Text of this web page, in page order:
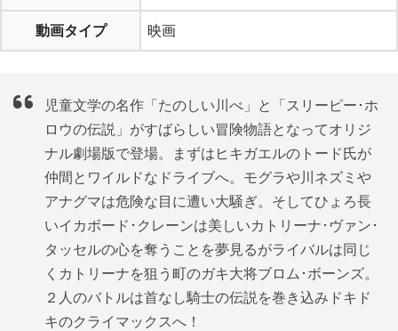
動画タイプ 映画
児童文学の名作「たのしい川べ」と「スリーピー･ホ
ロウの伝説」がすばらしい冒険物語となってオリジ
ナル劇場版で登場。まずはヒキガエルのトード氏が
仲間とワイルドなドライブへ。モグラや川ネズミや
アナグマは危険な目に遭い大騒ぎ。そしてひょろ長
いイカボード･クレーンは美しいカトリーナ･ヴァン･
タッセルの心を奪うことを夢見るがライバルは同じ
くカトリーナを狙う町のガキ大将ブロム･ボーンズ。
２人のバトルは首なし騎士の伝説を巻き込みドキド
キのクライマックスへ！